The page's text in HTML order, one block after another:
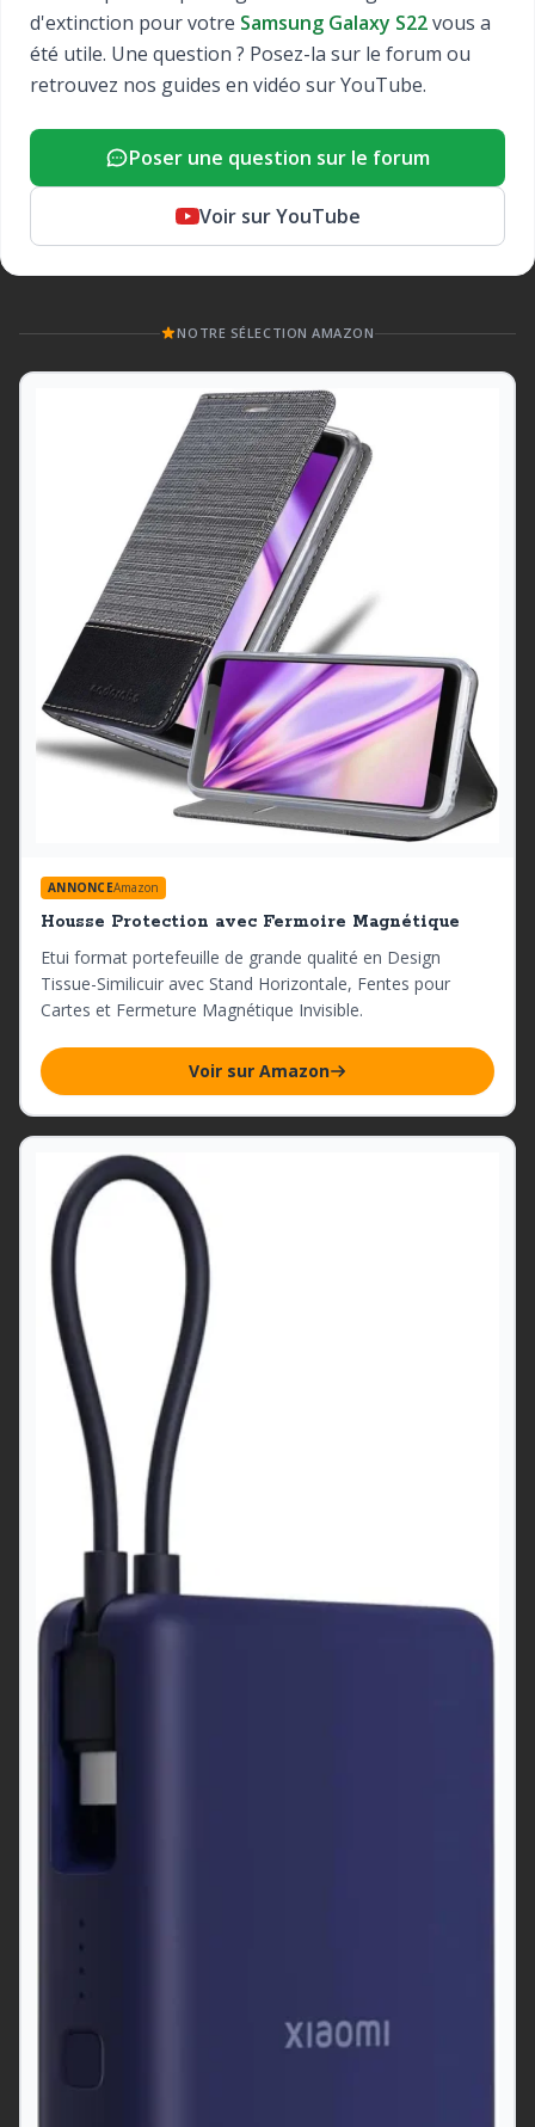
d'extinction pour votre Samsung Galaxy S22vous a
été utile. Une question ? Posez-la sur le forum ou
retrouvez nos guides en vidéo sur YouTube.
Poser une question sur le forum
Voir sur YouTube
NOTRE SÉLECTION AMAZON
ANNONCEAmazon
Housse Protection avec Fermoire Magnétique
Etui format portefeuille de grande qualité en Design
Tissue-Similicuir avec Stand Horizontale, Fentes pour
Cartes et Fermeture Magnétique Invisible.
Voir sur Amazon